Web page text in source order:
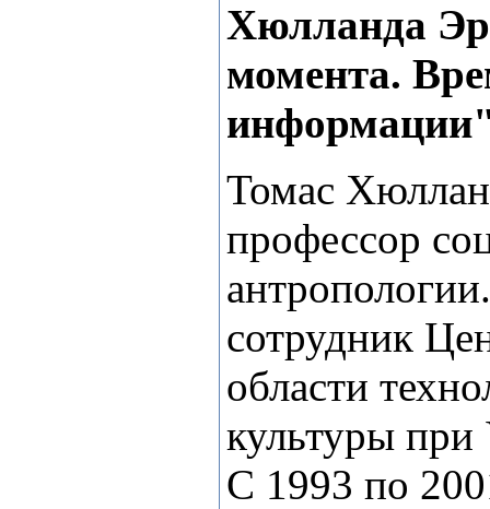
Хюлланда
момента.
Томас
профессор
сотрудник
области
культуры при
С 1993 по